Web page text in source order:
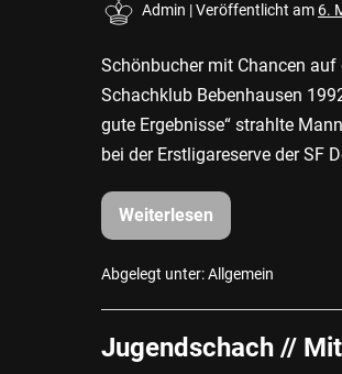
Admin |Veröffentlicht am 6.
Schönbucher mit Chancen
Schachklub Bebenhausen
gute Ergebnisse“ strahlte
bei der Erstligareserve der SF
Weiterlesen
Schach-
Oberliga
Bebenhäuser
mit
Abgelegt unter:Allgemein
Jugendschach //